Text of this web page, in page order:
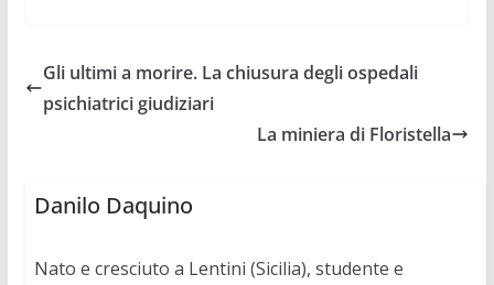
Gli ultimi a morire. La chiusura degli ospedali
psichiatrici giudiziari
La miniera di Floristella
Danilo Daquino
Nato e cresciuto a Lentini (Sicilia), studente e